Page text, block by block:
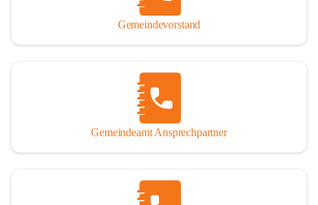
Gemeindevorstand
Gemeindeamt Ansprechpartner